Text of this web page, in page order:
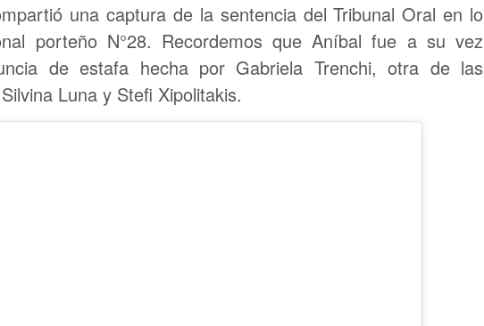
una captura de la sentencia del Tribunal Oral en lo
porteño N°28. Recordemos que Aníbal fue a su vez
de estafa hecha por Gabriela Trenchi, otra de las
Luna y Stefi Xipolitakis.